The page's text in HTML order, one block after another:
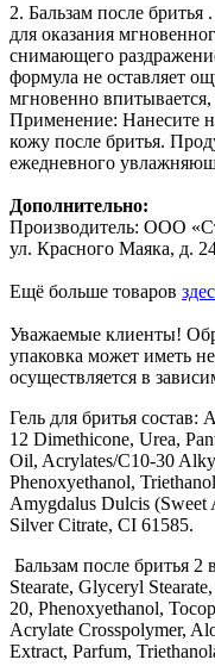
2. Бальзам после
для оказания
снимающего
формула не оставляет
мгновенно
Применение: Нанесите
кожу после бритья.
ежедневного
Дополнительно:
Производитель: ООО
ул. Красного Маяка, д.
Ещё больше товаров
Уважаемые клиенты!
упаковка может иметь
осуществляется в
Гель для бритья
12 Dimethicone, Urea,
Oil, Acrylates/C10-30
Phenoxyethanol,
Amygdalus Dulcis
Silver Citrate, CI 61585.
Бальзам после бритья
Stearate, Glyceryl
20, Phenoxyethanol,
Acrylate Crosspolymer,
Extract, Parfum,